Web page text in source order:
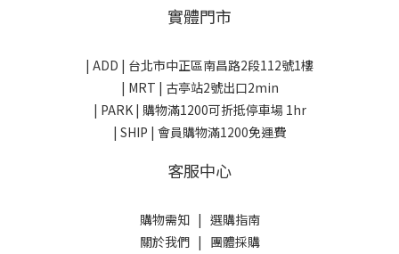
實體門市
| ADD | 台北市中正區南昌路2段112號1樓
| MRT | 古亭站2號出口2min
| PARK | 購物滿1200可折抵停車場 1hr
| SHIP | 會員購物滿1200免運費
客服中心
購物需知| 選購指南
關於我們| 團體採購